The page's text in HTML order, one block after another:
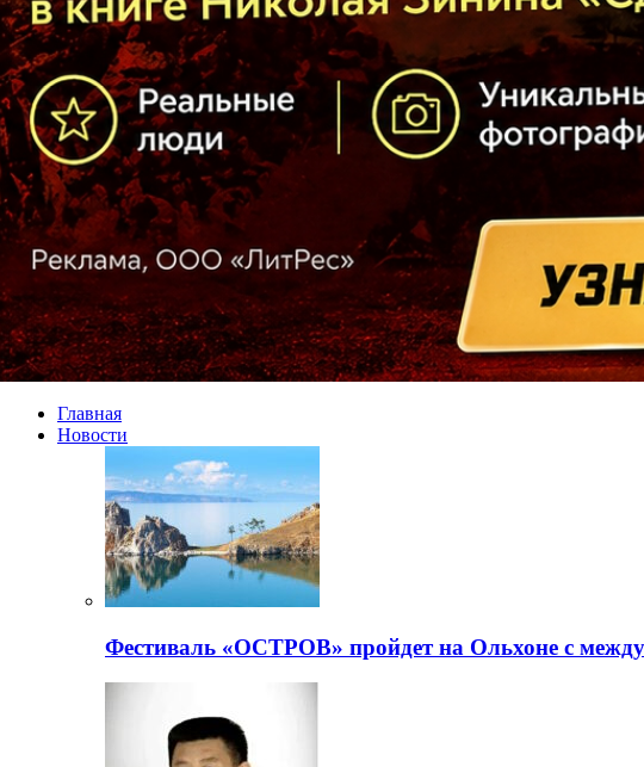
Главная
Новости
Фестиваль «ОСТРОВ» пройдет на Ольхоне с